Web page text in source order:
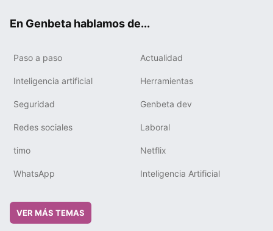
En Genbeta hablamos de...
Paso a paso Actualidad
Inteligencia artificial Herramientas
Seguridad Genbeta dev
Redes sociales Laboral
timo Netflix
WhatsApp Inteligencia Artificial
VER MÁS TEMAS